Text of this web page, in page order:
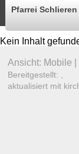
Pfarrei Schlieren
Kein Inhalt
Ansicht: Mobile
Bereitgestellt: ,
aktualisiert mit